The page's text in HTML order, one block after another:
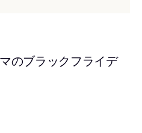
のブラックフライデ